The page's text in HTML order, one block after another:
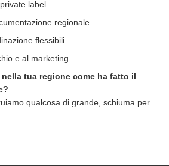
label
regionale
flessibili
e al marketing
tua regione come ha fatto il
qualcosa di grande, schiuma per